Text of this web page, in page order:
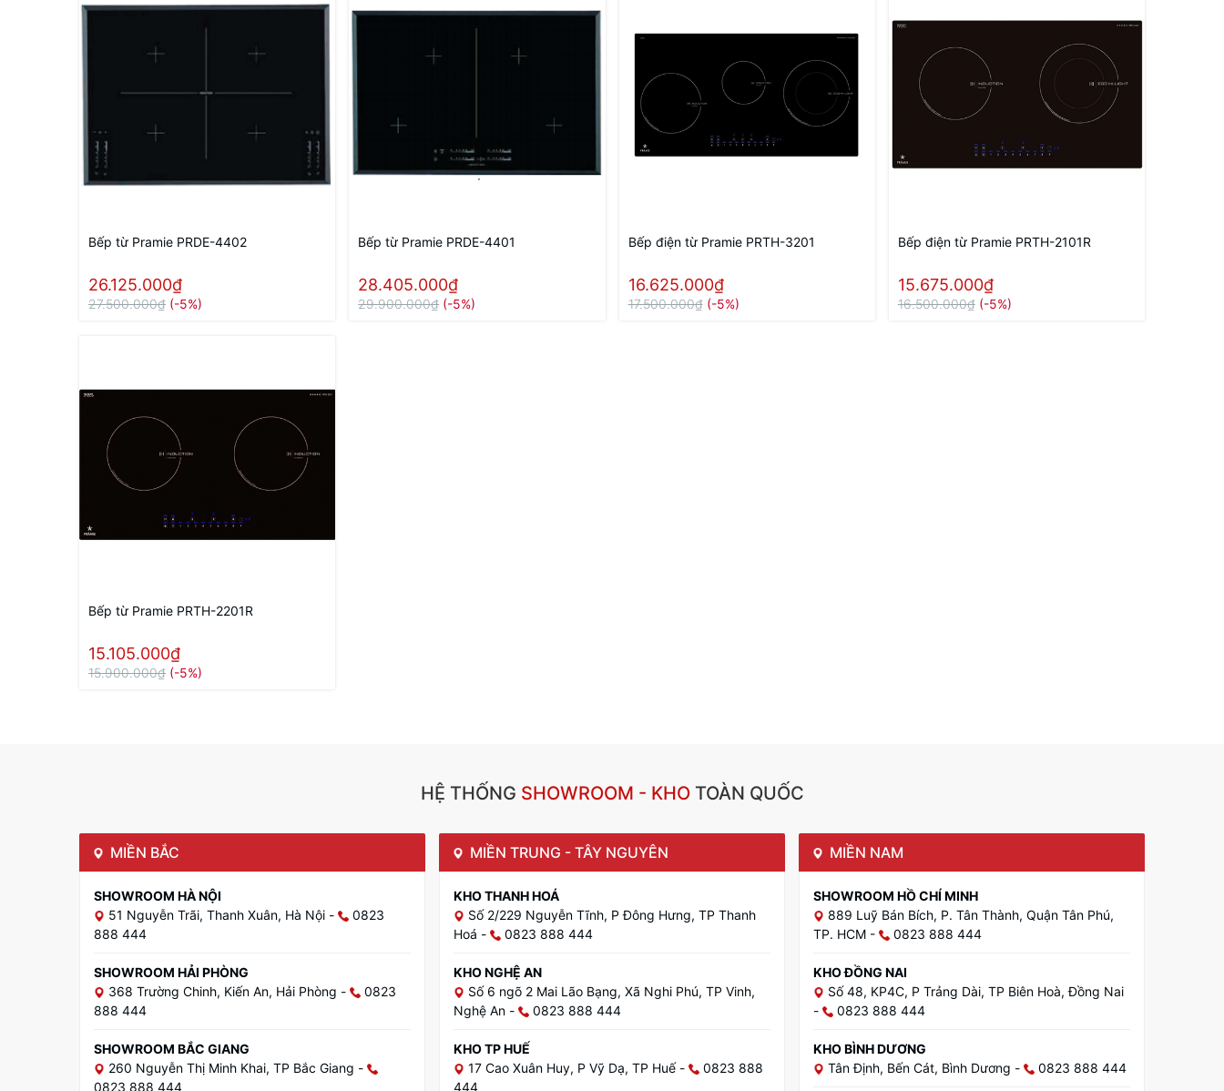
Bếp từ Pramie PRDE-4402
26.125.000₫
27.500.000₫ (-5%)
Bếp từ Pramie PRDE-4401
28.405.000₫
29.900.000₫ (-5%)
Bếp điện từ Pramie PRTH-3201
16.625.000₫
17.500.000₫ (-5%)
Bếp điện từ Pramie PRTH-2101R
15.675.000₫
16.500.000₫ (-5%)
Bếp từ Pramie PRTH-2201R
15.105.000₫
15.900.000₫ (-5%)
HỆ THỐNG SHOWROOM - KHO TOÀN QUỐC
MIỀN BẮC
SHOWROOM HÀ NỘI
51 Nguyễn Trãi, Thanh Xuân, Hà Nội -
0823
888 444
SHOWROOM HẢI PHÒNG
368 Trường Chinh, Kiến An, Hải Phòng -
0823
888 444
SHOWROOM BẮC GIANG
260 Nguyễn Thị Minh Khai, TP Bắc Giang -
0823 888 444
MIỀN TRUNG - TÂY NGUYÊN
KHO THANH HOÁ
Số 2/229 Nguyễn Tĩnh, P Đông Hưng, TP Thanh
Hoá - 0823 888 444
KHO NGHỆ AN
Số 6 ngõ 2 Mai Lão Bạng, Xã Nghi Phú, TP Vinh,
Nghệ An - 0823 888 444
KHO TP HUẾ
17 Cao Xuân Huy, P Vỹ Dạ, TP Huế -
0823 888
444
MIỀN NAM
SHOWROOM HỒ CHÍ MINH
889 Luỹ Bán Bích, P. Tân Thành, Quận Tân Phú,
TP. HCM - 0823 888 444
KHO ĐỒNG NAI
Số 48, KP4C, P Trảng Dài, TP Biên Hoà, Đồng Nai
-
0823 888 444
KHO BÌNH DƯƠNG
Tân Định, Bến Cát, Bình Dương - 0823 888 444